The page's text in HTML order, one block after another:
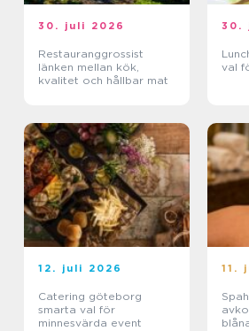
30. juli 2026
Restauranggrossist
länken mellan kök,
kvalitet och hållbar mat
30.
Lunch
val
12. juli 2026
Catering göteborg
smarta val för
minnesvärda event
11.